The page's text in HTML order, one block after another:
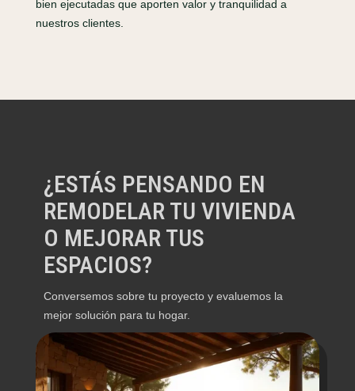
bien ejecutadas que aporten valor y tranquilidad a
nuestros clientes.
¿ESTÁS PENSANDO EN
REMODELAR TU VIVIENDA
O MEJORAR TUS
ESPACIOS?
Conversemos sobre tu proyecto y evaluemos la
mejor solución para tu hogar.